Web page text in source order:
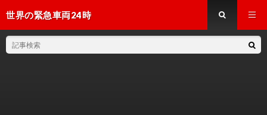
世界の緊急車両24時